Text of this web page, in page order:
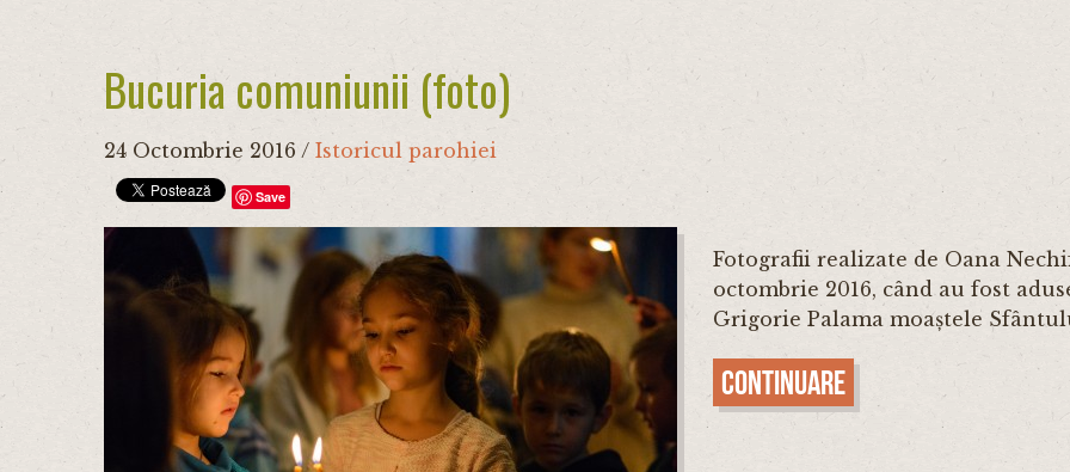
Bucuria comuniunii (foto)
24 Octombrie 2016 / Istoricul parohiei
Save
Fotografii realizate de Oana
octombrie 2016, când au fost
Grigorie Palama moaștele
Continuare